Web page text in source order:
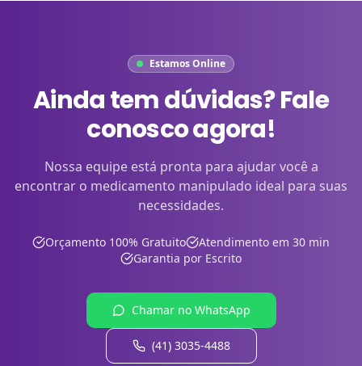
Estamos Online
Ainda tem dúvidas? Fale
conosco agora!
Nossa equipe está pronta para ajudar você a
encontrar o medicamento manipulado ideal para suas
necessidades.
Orçamento 100% Gratuito
Atendimento em 30 min
Garantia por Escrito
Chamar no WhatsApp
(41) 3035-4488